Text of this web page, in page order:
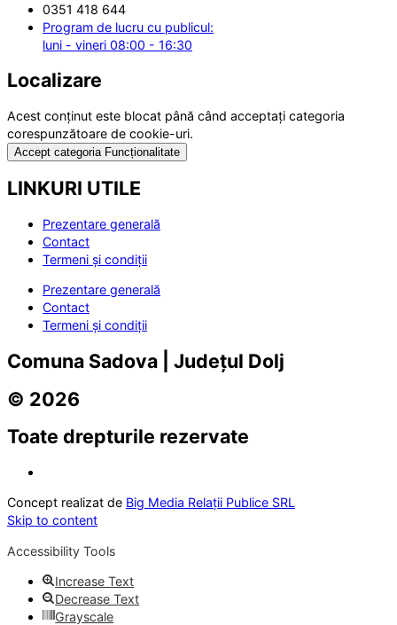
0351 418 644
Program de lucru cu publicul:
luni - vineri 08:00 - 16:30
Localizare
Acest conținut este blocat până când acceptați categoria
corespunzătoare de cookie-uri.
Accept categoria Funcționalitate
LINKURI UTILE
Prezentare generală
Contact
Termeni și condiții
Prezentare generală
Contact
Termeni și condiții
Comuna Sadova | Județul Dolj
© 2026
Toate drepturile rezervate
Concept realizat de Big Media Relații Publice SRL
Skip to content
Accessibility Tools
Increase Text
Decrease Text
Grayscale